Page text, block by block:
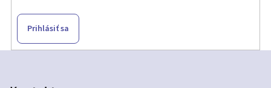
Prihlásiť sa